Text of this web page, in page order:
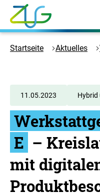
Zum
Hauptinhalt
springen
Logo
Zukunft
Zur
Startseite
Startseite Aktuelles
11.05.2023 Hybrid
E –
mit